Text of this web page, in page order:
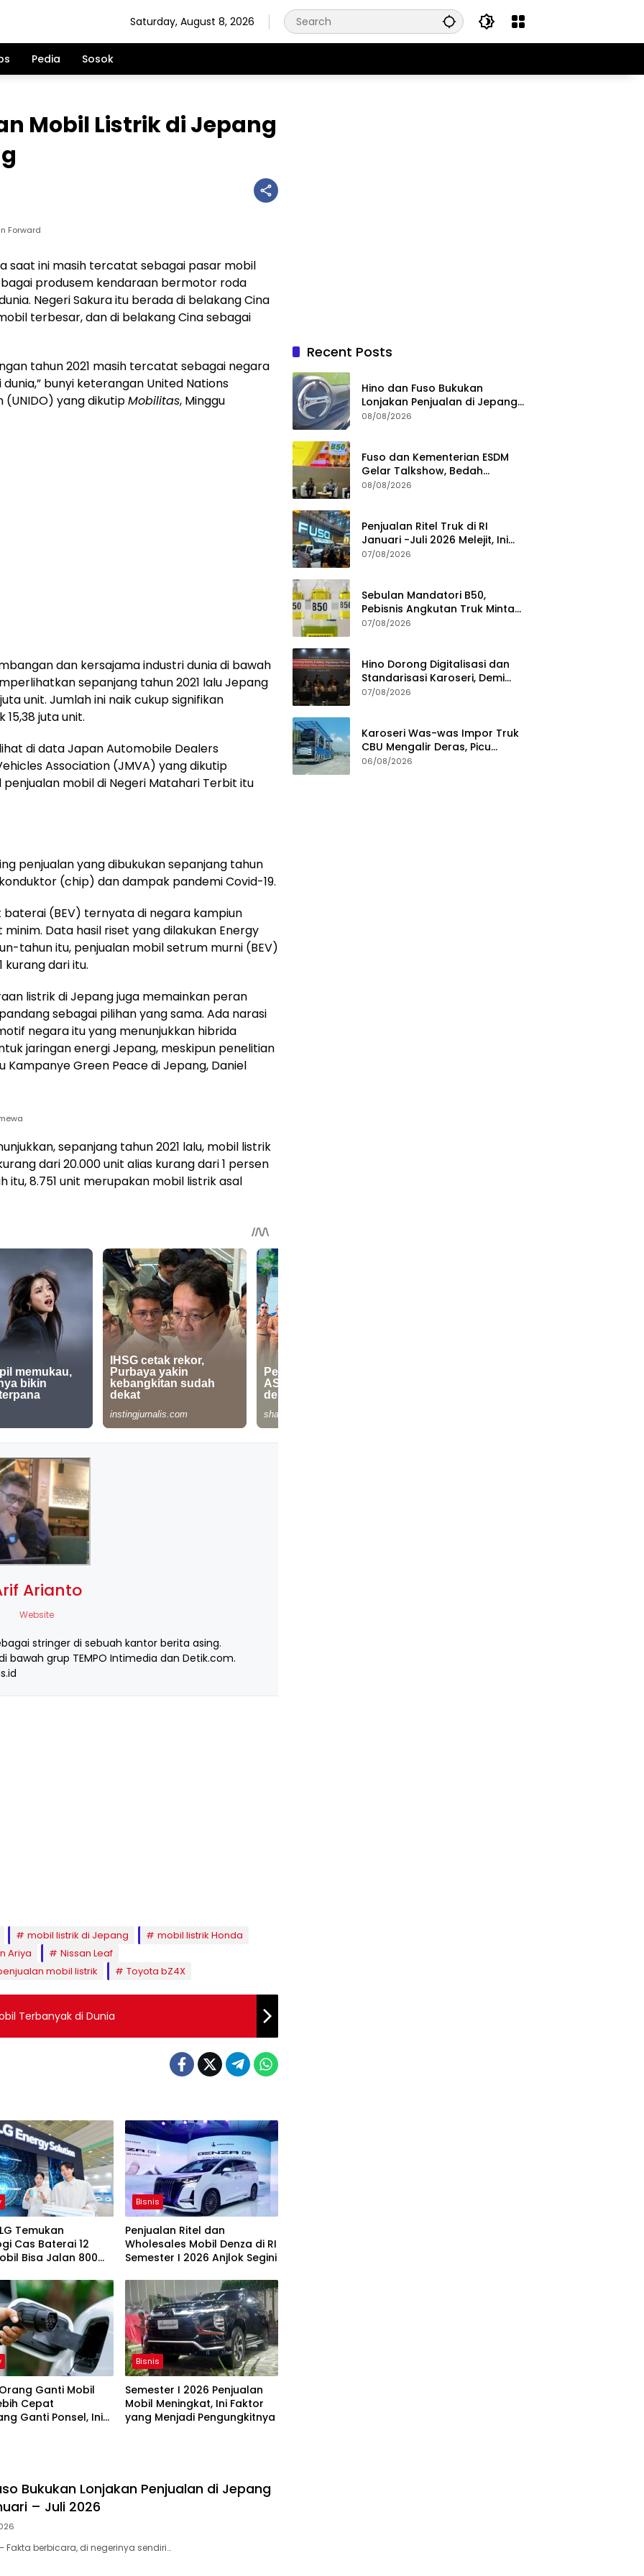
Saturday, August 8, 2026
Pedia Sosok
Mobil Listrik di Jepang
Forward
saat ini masih tercatat sebagai pasar mobil
produsem kendaraan bermotor roda
Negeri Sakura itu berada di belakang Cina
terbesar, dan di belakang Cina sebagai
tahun 2021 masih tercatat sebagai negara
bunyi keterangan United Nations
yang dikutipMobilitas, Minggu
dan kersajama industri dunia di bawah
sepanjang tahun 2021 lalu Jepang
unit. Jumlah ini naik cukup signifikan
juta unit.
di data Japan Automobile Dealers
Association (JMVA) yang dikutip
mobil di Negeri Matahari Terbit itu
penjualan yang dibukukan sepanjang tahun
(chip) dan dampak pandemi Covid-19.
(BEV) ternyata di negara kampiun
Data hasil riset yang dilakukan Energy
tahun itu, penjualan mobil setrum murni (BEV)
kurang dari itu.
listrik di Jepang juga memainkan peran
sebagai pilihan yang sama. Ada narasi
negara itu yang menunjukkan hibrida
jaringan energi Jepang, meskipun penelitian
Kampanye Green Peace di Jepang, Daniel
sepanjang tahun 2021 lalu, mobil listrik
dari 20.000 unit alias kurang dari 1 persen
itu, 8.751 unit merupakan mobil listrik asal
Arianto
Website
stringer di sebuah kantor berita asing.
grup TEMPO Intimedia dan Detik.com.
mobil listrik di Jepang
mobil listrik Honda
Ariya
Nissan Leaf
mobil listrik
Toyota bZ4X
Terbanyak di Dunia
Temukan
Cas Baterai 12
Bisa Jalan 800
Bisnis
Penjualan Ritel dan
Wholesales Mobil Denza di RI
Semester I 2026 Anjlok Segini
Ganti Mobil
Cepat
Ganti Ponsel, Ini
Bisnis
Semester I 2026 Penjualan
Mobil Meningkat, Ini Faktor
yang Menjadi Pengungkitnya
Bukukan Lonjakan Penjualan di Jepang
– Juli 2026
Fakta berbicara, di negerinya sendiri…
Recent Posts
Hino dan Fuso Bukukan
Lonjakan Penjualan di Jepang
selama Januari – Juli 2026
08/08/2026
Fuso dan Kementerian ESDM
Gelar Talkshow, Bedah
Roadmap B50 hingga
08/08/2026
Penjualan Ritel Truk di RI
Januari -Juli 2026 Melejit, Ini
Pemicunya
07/08/2026
Sebulan Mandatori B50,
Pebisnis Angkutan Truk Minta
Jaminan Ketersediaan BBM
07/08/2026
Hino Dorong Digitalisasi dan
Standarisasi Karoseri, Demi
Jamin Kualitas Kendaraan
07/08/2026
Karoseri Was-was Impor Truk
CBU Mengalir Deras, Picu
Persaingan Tak Sehat
06/08/2026